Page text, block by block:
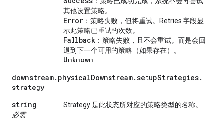
其他设置策略。
Error ：策略失败，但将重试。Retries 字段显
示此策略已重试的次数。
Fallback ：策略失败，且不会重试。而是会回
退到下一个可用的策略（如果存在）。
Unknown
downstream. physicalDownstream.setupStrategies.
strategy
string
必需
Strategy 是此状态所对应的策略类型的名称。